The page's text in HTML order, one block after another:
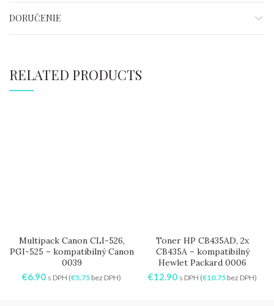
DORUČENIE
RELATED PRODUCTS
Multipack Canon CLI-526,
PGI-525 – kompatibilný Canon
0039
€6.90 s DPH (€5.75 bez DPH)
Toner HP CB435AD, 2x
CB435A – kompatibilný
Hewlet Packard 0006
€12.90 s DPH (€10.75 bez DPH)